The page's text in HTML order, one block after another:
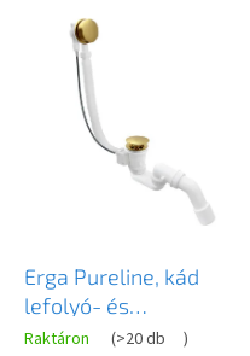
Erga Pureline, kád
lefolyó- és
túlfolyógarnitúra, 800
Raktáron (>20 db )